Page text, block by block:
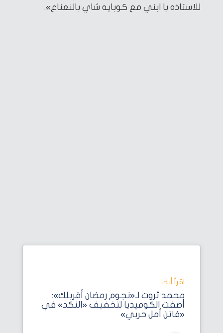
للاستاذه يا ابني مع كوبايه شاي بالنعناع».
اقرأ أيضا‎
محمد ثروت لـ«نجوم رمضان أقربلك»:
أضفت الكوميديا لتخفيف «النكد» في
«فاتن أمل حربي»